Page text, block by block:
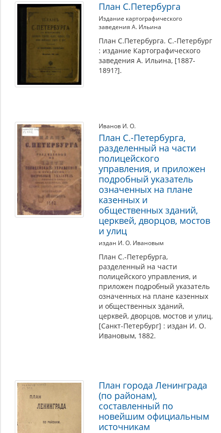
План С.Петербурга
Издание картографического
заведения А. Ильина
План С.Петербурга. С.-Петербург
: издание Картографического
заведения А. Ильина, [1887-
1891?].
Иванов И. О.
План С.-Петербурга,
разделенный на части
полицейского
управления, и приложен
подробный указатель
означенных на плане
казенных и
общественных зданий,
церквей, дворцов, мостов
и улиц
издан И. О. Ивановым
План С.-Петербурга,
разделенный на части
полицейского управления, и
приложен подробный указатель
означенных на плане казенных
и общественных зданий,
церквей, дворцов, мостов и улиц.
[Санкт-Петербург] : издан И. О.
Ивановым, 1882.
План города Ленинграда
(по районам),
составленный по
новейшим официальным
источникам